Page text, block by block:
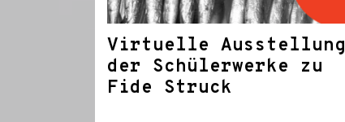
Virtuelle Ausstellung
der Schülerwerke zu
Fide Struck